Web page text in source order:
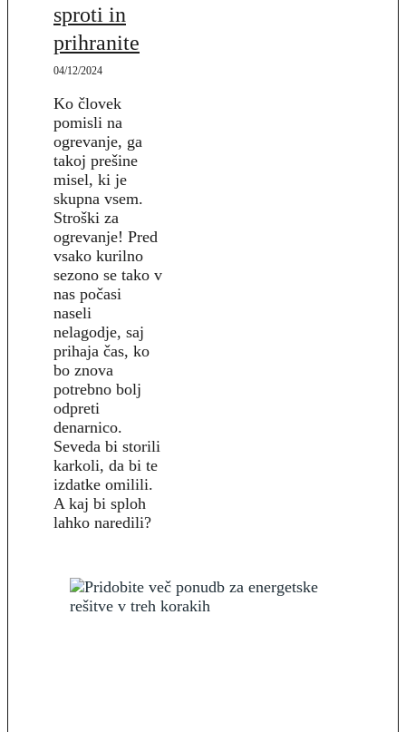
sproti in
prihranite
04/12/2024
Ko človek
pomisli na
ogrevanje, ga
takoj prešine
misel, ki je
skupna vsem.
Stroški za
ogrevanje! Pred
vsako kurilno
sezono se tako v
nas počasi
naseli
nelagodje, saj
prihaja čas, ko
bo znova
potrebno bolj
odpreti
denarnico.
Seveda bi storili
karkoli, da bi te
izdatke omilili.
A kaj bi sploh
lahko naredili?